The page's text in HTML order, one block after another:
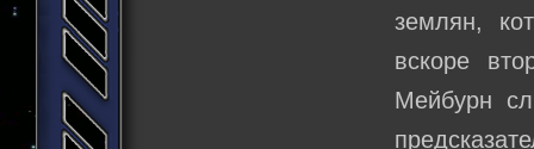
землян,
вскоре
Мейбурн